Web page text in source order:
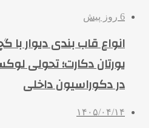
6 روز پیش
انواع قاب بندی دیوار
یورتان دکارت؛ تحولی
در دکوراسیون داخلی
۱۴۰۵/۰۴/۱۴